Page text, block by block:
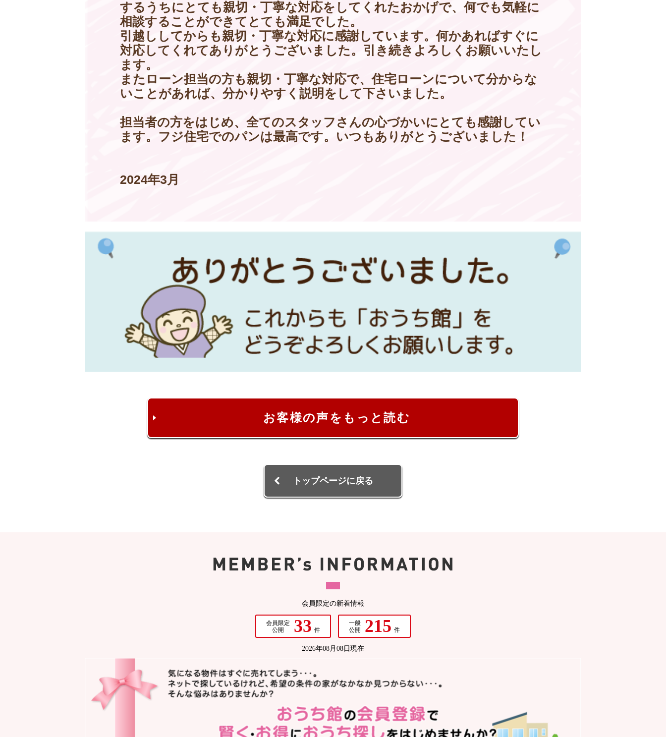
するうちにとても親切・丁寧な対応をしてくれたおかげで、何でも気軽に
相談することができてとても満足でした。
引越ししてからも親切・丁寧な対応に感謝しています。何かあればすぐに
対応してくれてありがとうございました。引き続きよろしくお願いいたし
ます。
またローン担当の方も親切・丁寧な対応で、住宅ローンについて分からな
いことがあれば、分かりやすく説明をして下さいました。
担当者の方をはじめ、全てのスタッフさんの心づかいにとても感謝してい
ます。フジ住宅でのパンは最高です。いつもありがとうございました！
2024年3月
お客様の声をもっと読む
トップページに戻る
会員限定の新着情報
会員限定
公開
33 件
一般
公開
215 件
2026年08月08日現在